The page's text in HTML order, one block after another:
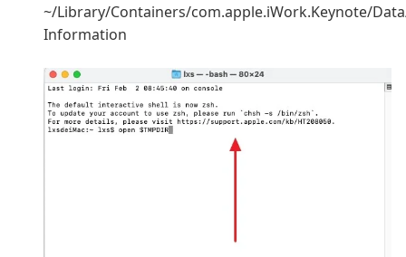
~/Library/Containers/com.apple.iWork.Keynote/
Information